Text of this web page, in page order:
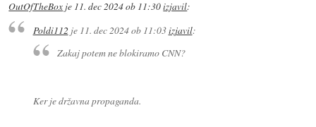
OutOfTheBox je 11. dec 2024 ob 11:30izjavil:
Poldi112je 11. dec 2024 ob 11:03izjavil:
Zakaj potem ne blokiramo CNN?
Ker je državna propaganda.